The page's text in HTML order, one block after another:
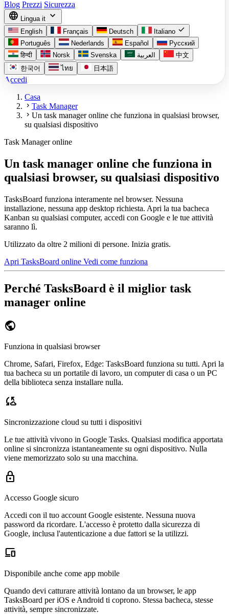
Blog Prezzi Sicurezza
language Lingua it expand_more
English Français Deutsch Italiano check
Português Nederlands Español
Русский
हिन्दी
Norsk Svenska العربية
中文
한국어
ไทย 日本語
Accedi
Casa
chevron_right Task Manager
chevron_right Un task manager online che funziona in qualsiasi browser,
su qualsiasi dispositivo
Task Manager online
Un task manager online che funziona in
qualsiasi browser, su qualsiasi dispositivo
TasksBoard funziona interamente nel browser. Nessuna
installazione, nessuna app desktop richiesta. Apri la tua bacheca
Kanban su qualsiasi computer, accedi con Google e le tue attività
saranno lì.
Utilizzato da oltre 2 milioni di persone. Inizia gratis.
Apri TasksBoard online Vedi come funziona
Perché TasksBoard è il miglior task
manager online
public
Funziona in qualsiasi browser
Chrome, Safari, Firefox, Edge: TasksBoard funziona su tutti. Apri la
tua bacheca su un portatile di lavoro, un computer di casa o un PC
della biblioteca senza installare nulla.
cloud_sync
Sincronizzazione cloud su tutti i dispositivi
Le tue attività vivono in Google Tasks. Qualsiasi modifica apportata
online si sincronizza istantaneamente su ogni dispositivo. Nulla
viene memorizzato solo su una macchina.
lock
Accesso Google sicuro
Accedi con il tuo account Google esistente. Nessuna nuova
password da ricordare. L'accesso è protetto dalla sicurezza di
Google, inclusa l'autenticazione a due fattori se la utilizzi.
devices
Disponibile anche come app mobile
Quando devi catturare attività lontano da un browser, le app
TasksBoard per iOS e Android ti coprono. Stessa bacheca, stesse
attività, sempre sincronizzate.